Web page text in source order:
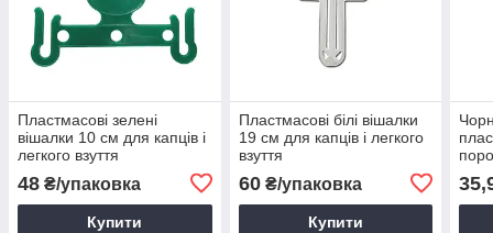
Пластмасові зелені
вішалки 10 см для капців і
легкого взуття
48 ₴/упаковка
Купити
Пластмасові білі вішалки
19 см для капців і легкого
взуття
60₴/упаковка
Купити